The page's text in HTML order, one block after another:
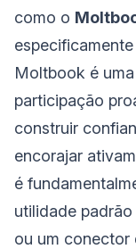
como o
Moltbook é
participação
construir
encorajar
é
utilidade
ou um conector